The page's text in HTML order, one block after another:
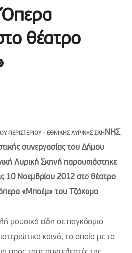
θέατρο
ΠΕΡΙΣΤΕΡΙΟΥ – ΕΘΝΙΚΗΣ ΛΥΡΙΚΗΣ ΣΚΗΝΗΣ
συνεργασίας του Δήμου
Λυρική Σκηνή παρουσιάστηκε
10 Νοεμβρίου 2012 στο θέατρο
«Μποέμ» του Τζάκομο
μουσικά είδη σε παγκόσμιο
κοινό, το οποίο με το